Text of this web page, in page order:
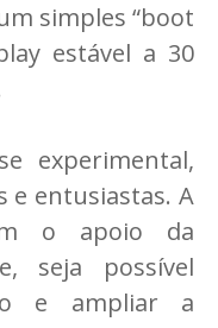
simples “boot
estável a 30
experimental,
e entusiastas. A
o apoio da
seja possível
e ampliar a